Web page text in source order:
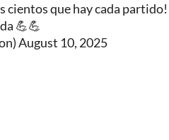
cientos que hay cada
💪💪
August 10, 2025